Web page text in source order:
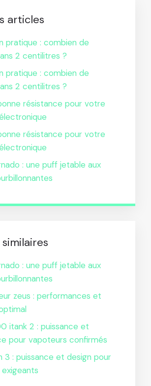
articles
pratique : combien de
2 centilitres ?
pratique : combien de
2 centilitres ?
résistance pour votre
résistance pour votre
: une puff jetable aux
: une puff jetable aux
zeus : performances et
itank 2 : puissance et
pour vapoteurs confirmés
3 : puissance et design pour